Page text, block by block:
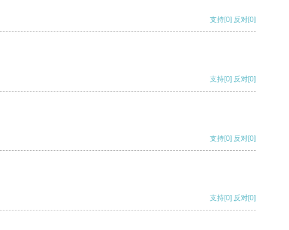
支持[0] 反对[0]
支持[0] 反对[0]
支持[0] 反对[0]
支持[0] 反对[0]